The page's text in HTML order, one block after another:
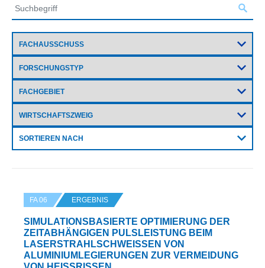
SORTIEREN NACH
FA 06 ERGEBNIS
SIMULATIONSBASIERTE OPTIMIERUNG DER
ZEITABHÄNGIGEN PULSLEISTUNG BEIM
LASERSTRAHLSCHWEISSEN VON A
LUMINIUMLEGIERUNGEN ZUR VERMEIDUNG V